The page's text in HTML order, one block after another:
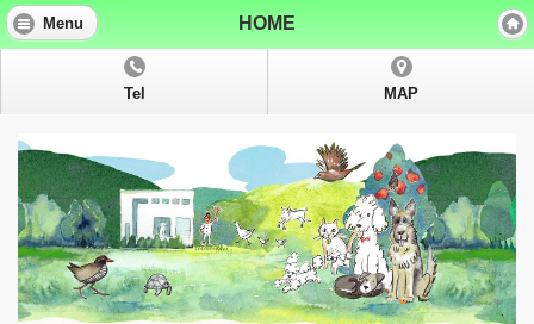
Menu HOME
Tel MAP